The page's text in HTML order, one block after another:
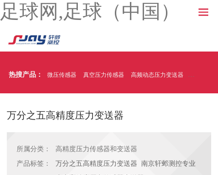
足球网,足球（中国）
热搜产品： 微压传感器 真空压力传感器 高频动态压力变送器 温压一体
万分之五高精度压力变送器
所属分类：
高精度压力传感器和变送器
产品标签：
万分之五高精度压力变送器 南京轩邺测控专业